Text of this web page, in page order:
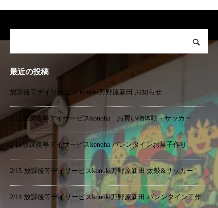
最近の投稿
放課後等デイサービス konoki万野原新田 お知らせ
2/15放課後等デイサービスkonoha お買い物体験・サッカー
2/14放課後等デイサービスkonoha バレンタインお菓子作り
2/15 放課後等デイサービスkonoki万野原新田 太鼓&サッカー
2/14 放課後等デイサービスkonoki万野原新田 バレンタイン工作